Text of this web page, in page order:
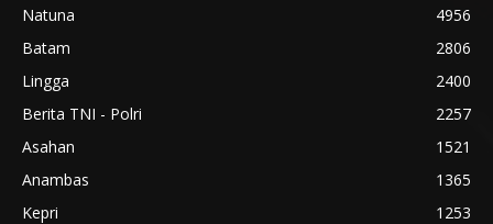
Natuna
4956
Batam
2806
Lingga
2400
Berita TNI - Polri
2257
Asahan
1521
Anambas
1365
Kepri
1253